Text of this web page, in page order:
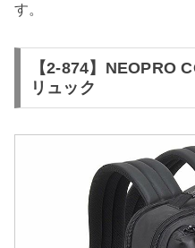
す。
【2-874】NEOPRO
リュック